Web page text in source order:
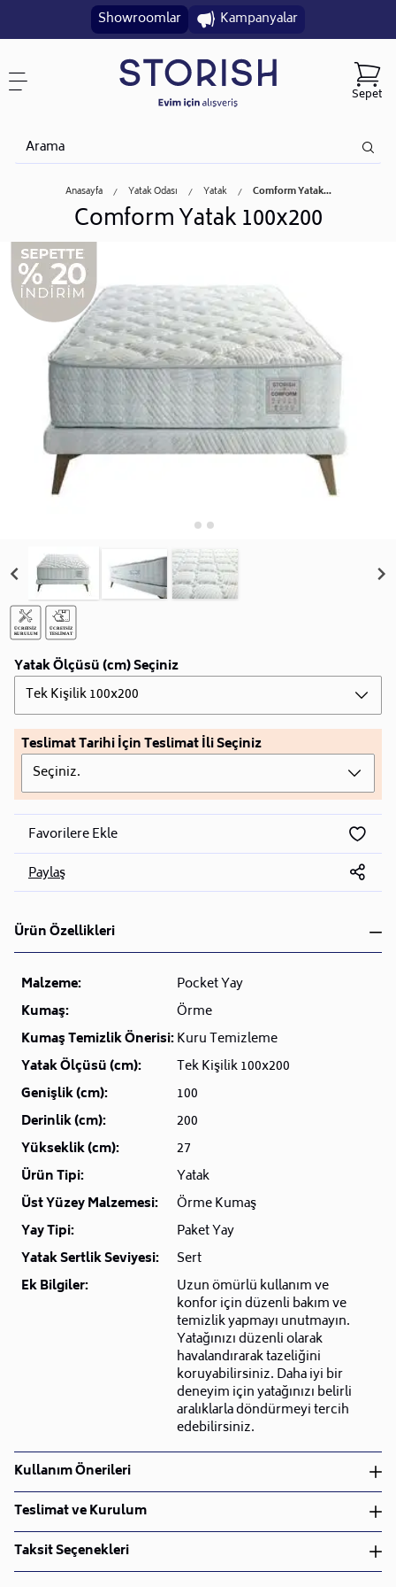
Showroomlar Kampanyalar
Sepet
Anasayfa Yatak Odası Yatak Comform Yatak...
Comform Yatak 100x200
Yatak Ölçüsü (cm) Seçiniz
Tek Kişilik 100x200
Teslimat Tarihi İçin Teslimat İli Seçiniz
Seçiniz.
Favorilere Ekle
Paylaş
Ürün Özellikleri
Malzeme:
Pocket Yay
Kumaş:
Örme
Kumaş Temizlik Önerisi:Kuru Temizleme
Yatak Ölçüsü (cm):
Tek Kişilik 100x200
Genişlik (cm):
100
Derinlik (cm):
200
Yükseklik (cm):
27
Ürün Tipi:
Yatak
Üst Yüzey Malzemesi:
Örme Kumaş
Yay Tipi:
Paket Yay
Yatak Sertlik Seviyesi:
Sert
Ek Bilgiler:
Uzun ömürlü kullanım ve
konfor için düzenli bakım ve
temizlik yapmayı unutmayın.
Yatağınızı düzenli olarak
havalandırarak tazeliğini
koruyabilirsiniz. Daha iyi bir
deneyim için yatağınızı belirli
aralıklarla döndürmeyi tercih
edebilirsiniz.
Kullanım Önerileri
Kuru Temizleme
Teslimat ve Kurulum
Teslimat ve Kurulum
• Siparişlerinizi aldıktan sonra en kısa sürede işleme
Taksit Seçenekleri